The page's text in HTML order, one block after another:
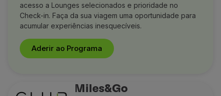
acesso a Lounges selecionados e prioridade no
Check-in. Faça da sua viagem uma oportunidade para
acumular experiências inesquecíveis.
Aderir ao Programa
Club TAP Miles&Go